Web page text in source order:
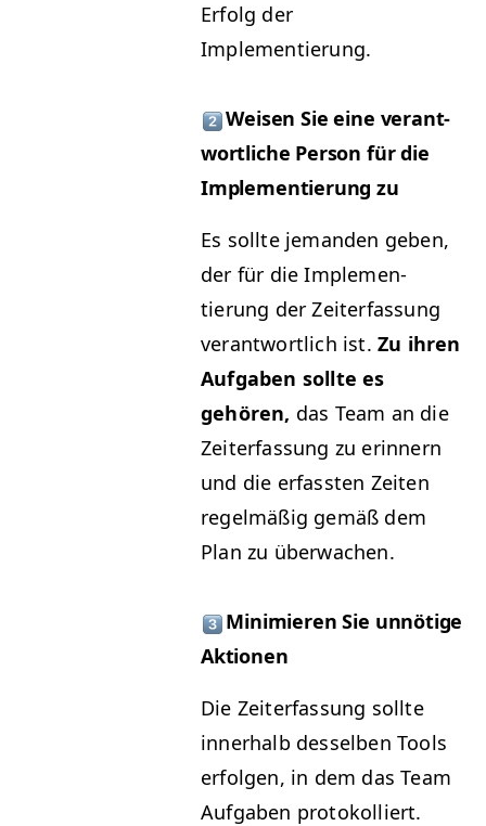
Erfolg der
Implementierung.
Weisen Sie eine ver­ant­
wortliche Per­son für die
Imple­men­tierung zu
Es sollte jeman­den geben,
der für die Imple­men­
tierung der Zeit­er­fas­sung
ver­ant­wortlich ist. Zu ihren
Auf­gaben sollte es
gehören, das Team an die
Zeit­er­fas­sung zu erin­nern
und die erfassten Zeit­en
regelmäßig gemäß dem
Plan zu überwachen.
Min­imieren Sie unnötige
Aktionen
Die Zeit­er­fas­sung sollte
inner­halb des­sel­ben Tools
erfol­gen, in dem das Team
Auf­gaben pro­tokol­liert.